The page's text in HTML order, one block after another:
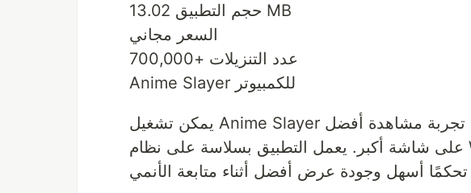
حجم التطبيق 13.02 MB
السعر مجاني
عدد التنزيلات +700,000
Anime Slayer للكمبيوتر
يمكن تشغيل Anime Slayer على أجهزة الكمبيوتر للحصول على تجربة مشاهدة أفضل
على شاشة أكبر. يعمل التطبيق بسلاسة على نظام Windows باستخدام المحاكيات، مما